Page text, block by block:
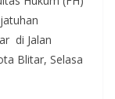
di Jalan
Blitar, Selasa